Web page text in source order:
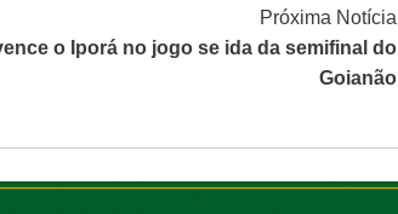
Próxima Notícia
o Iporá no jogo se ida da semifinal do
Goianão